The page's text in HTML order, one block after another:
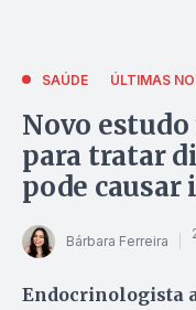
SAÚDE ÚLTIMAS
Novo
para tratar
pode
Bárbara Ferreira
Endocrinologista